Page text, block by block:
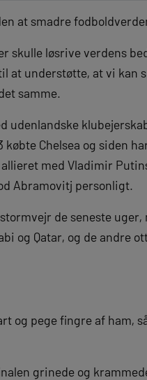
at smadre
skulle løsrive verdens
understøtte, at vi kan
samme.
udenlandske
købte Chelsea og siden
med Vladimir
Abramovitj personligt.
de seneste uger,
og Qatar, og de andre
og pege fingre af ham,
grinede og